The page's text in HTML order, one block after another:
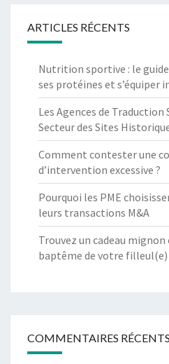
ARTICLES RÉCENTS
Nutrition sportive : le
ses protéines et
Les Agences de Traduction
Secteur des Sites
Comment contester une
d’intervention excessive ?
Pourquoi les PME
leurs transactions M&A
Trouvez un cadeau
baptême de votre filleul(e)
COMMENTAIRES RÉCENTS